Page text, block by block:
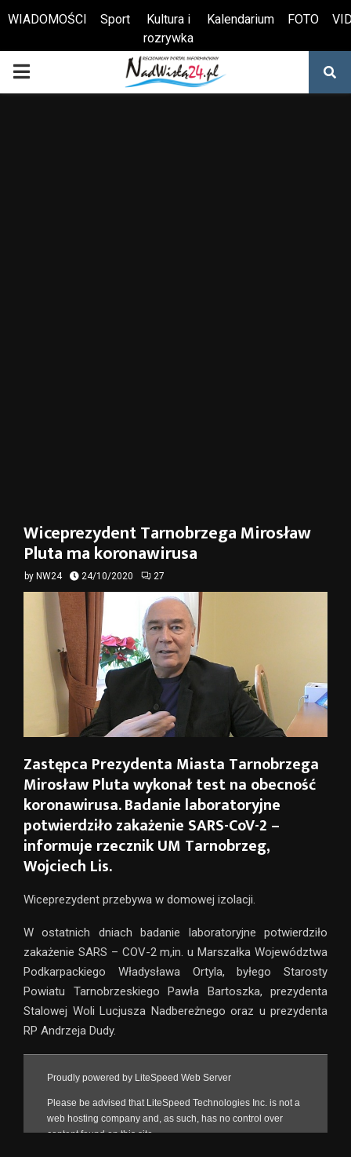
Otwórz pasek narzędzi
WIADOMOŚCI Sport
Kultura i
rozrywka
Kalendarium FOTO
PRIMARY
Wiceprezydent Tarnobrzega Mirosław
Pluta ma koronawirusa
by NW24 24/10/2020 27
Zastępca Prezydenta Miasta Tarnobrzega
Mirosław Pluta wykonał test na obecność
koronawirusa. Badanie laboratoryjne
potwierdziło zakażenie SARS-CoV-2 –
informuje rzecznik UM Tarnobrzeg,
Wojciech Lis.
Wiceprezydent przebywa w domowej izolacji.
W ostatnich dniach badanie laboratoryjne potwierdziło
zakażenie SARS – COV-2 m,in. u Marszałka Województwa
Podkarpackiego Władysława Ortyla, byłego Starosty
Powiatu Tarnobrzeskiego Pawła Bartoszka, prezydenta
Stalowej Woli Lucjusza Nadbereżnego oraz u prezydenta
RP Andrzeja Dudy.